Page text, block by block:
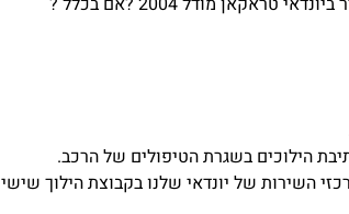
הילוכים בשגרת הטיפולים של הרכב.
השירות של יונדאי שלנו בקבוצת הילוך שישי